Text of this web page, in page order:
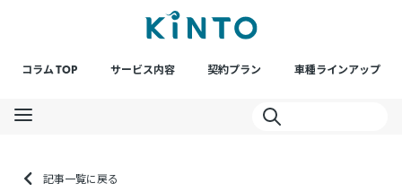
コラム TOP サービス内容 契約プラン 車種ラインアップ
記事一覧に戻る